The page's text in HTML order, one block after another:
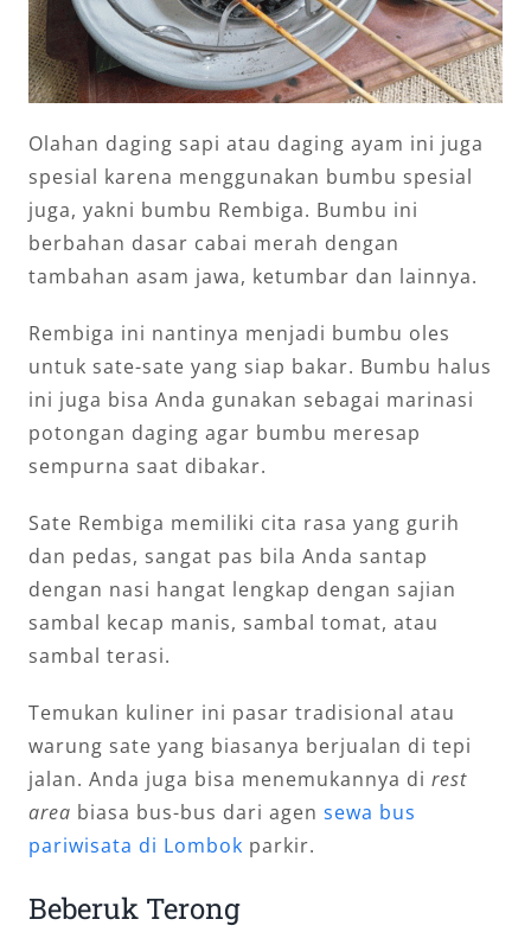
Olahan daging sapi atau daging ayam ini juga
spesial karena menggunakan bumbu spesial
juga, yakni bumbu Rembiga. Bumbu ini
berbahan dasar cabai merah dengan
tambahan asam jawa, ketumbar dan lainnya.
Rembiga ini nantinya menjadi bumbu oles
untuk sate-sate yang siap bakar. Bumbu halus
ini juga bisa Anda gunakan sebagai marinasi
potongan daging agar bumbu meresap
sempurna saat dibakar.
Sate Rembiga memiliki cita rasa yang gurih
dan pedas, sangat pas bila Anda santap
dengan nasi hangat lengkap dengan sajian
sambal kecap manis, sambal tomat, atau
sambal terasi.
Temukan kuliner ini pasar tradisional atau
warung sate yang biasanya berjualan di tepi
jalan. Anda juga bisa menemukannya di rest
area biasa bus-bus dari agen sewa bus
pariwisata di Lombok parkir.
Beberuk Terong